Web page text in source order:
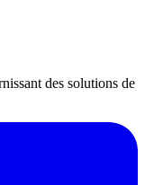
des solutions de